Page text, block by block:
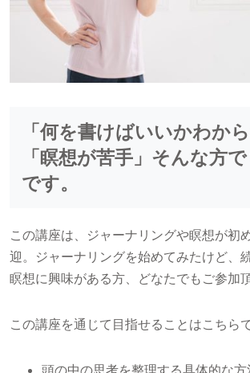
「何を書けばいいかわから
「瞑想が苦手」そんな方
です。
この講座は、ジャーナリングや瞑想が初
迎。ジャーナリングを始めてみたけど、
瞑想に興味がある方、どなたでもご参加
この講座を通じて目指せることはこちらで
頭の中の思考を整理する具体的な方